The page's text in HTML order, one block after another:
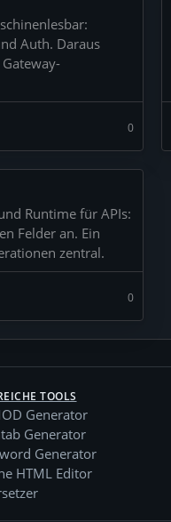
Auth. Daraus
0
Runtime für APIs:
Felder an. Ein
zentral.
0
TOOLS
Generator
Generator
Generator
HTML Editor